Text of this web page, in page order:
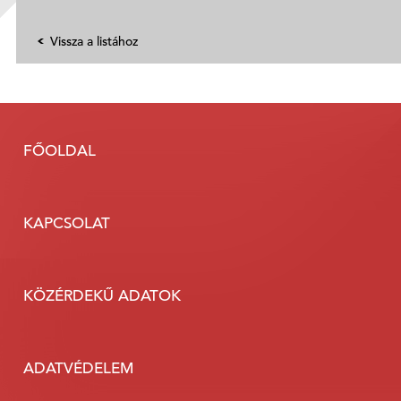
Vissza a listához
FŐOLDAL
KAPCSOLAT
KÖZÉRDEKŰ ADATOK
ADATVÉDELEM